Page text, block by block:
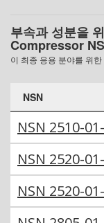
부속과 성분을
Compressor
이 최종 응용 분야를 위
NSN
NSN 2510-
NSN 2520-
NSN 2520-